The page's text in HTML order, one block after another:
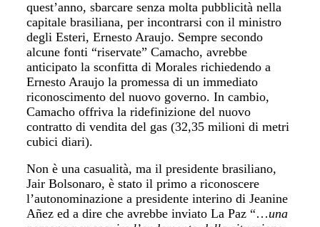
quest’anno, sbarcare senza molta pubblicità nella
capitale brasiliana, per incontrarsi con il ministro
degli Esteri, Ernesto Araujo. Sempre secondo
alcune fonti “riservate” Camacho, avrebbe
anticipato la sconfitta di Morales richiedendo a
Ernesto Araujo la promessa di un immediato
riconoscimento del nuovo governo. In cambio,
Camacho offriva la ridefinizione del nuovo
contratto di vendita del gas (32,35 milioni di metri
cubici diari).
Non è una casualità, ma il presidente brasiliano,
Jair Bolsonaro, è stato il primo a riconoscere
l’autonominazione a presidente interino di Jeanine
Añez ed a dire che avrebbe inviato La Paz “…una